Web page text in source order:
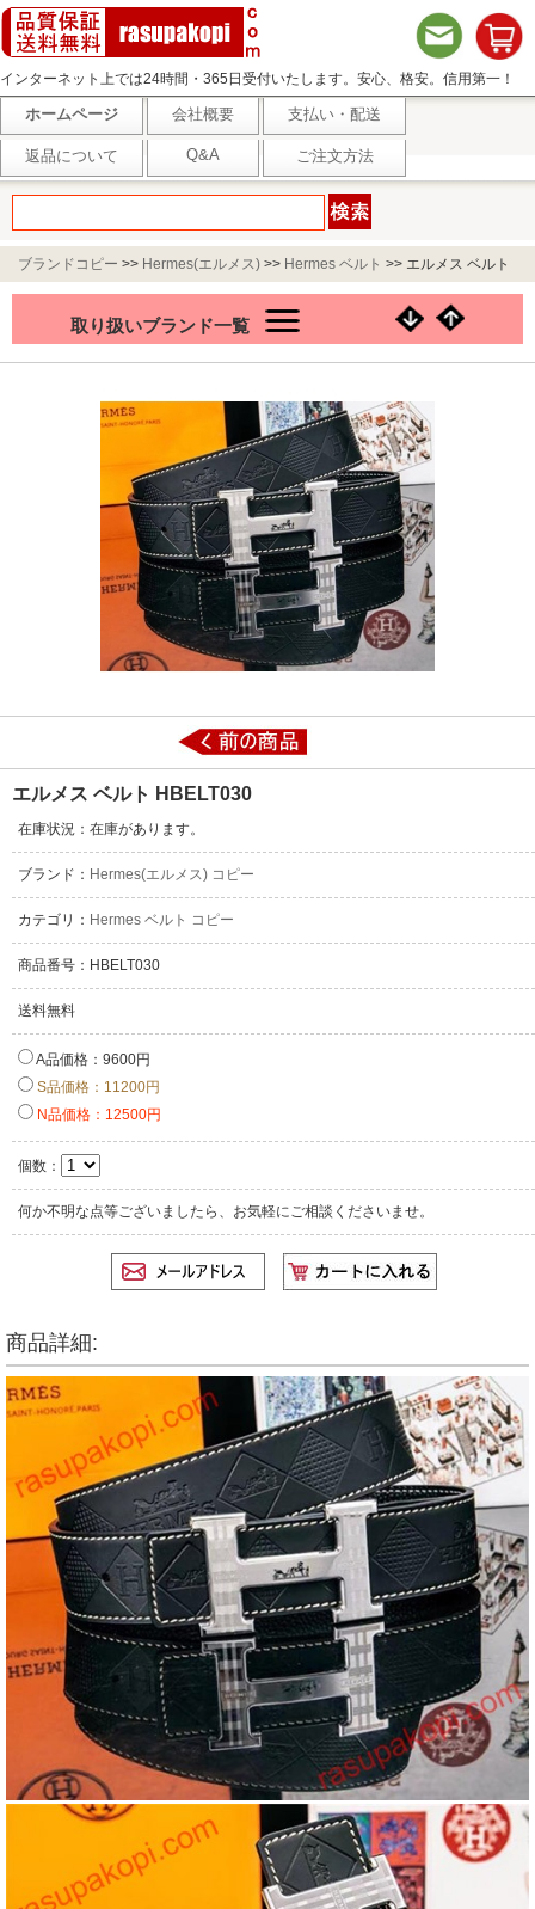
インターネット上では24時間・365日受付いたします。安心、格安。信用第一！
ホームページ 会社概要 支払い・配送
返品について Q&A ご注文方法
ブランドコピー >> Hermes(エルメス) >> Hermes ベルト >> エルメス ベルト
取り扱いブランド一覧
エルメス ベルト HBELT030
在庫状況：在庫があります。
ブランド： Hermes(エルメス) コピー
カテゴリ： Hermes ベルト コピー
商品番号：HBELT030
送料無料
A品価格：9600円
S品価格：11200円
N品価格：12500円
個数：
何か不明な点等ございましたら、お気軽にご相談くださいませ。
商品詳細: